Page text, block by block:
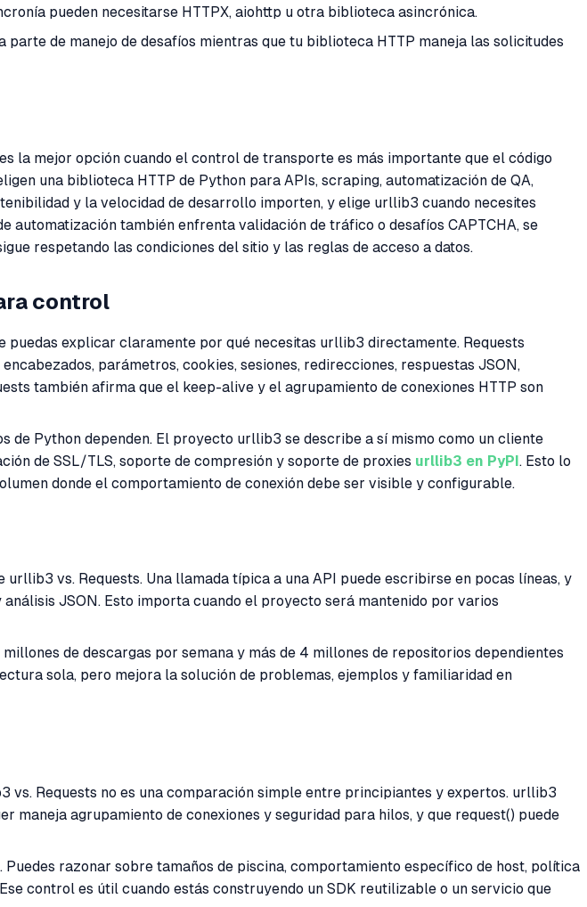
pueden necesitarse HTTPX, aiohttp u otra biblioteca asincrónica.
de manejo de desafíos mientras que tu biblioteca HTTP maneja las solicitudes
la mejor opción cuando el control de transporte es más importante que el código
una biblioteca HTTP de Python para APIs, scraping, automatización de QA,
y la velocidad de desarrollo importen, y elige urllib3 cuando necesites
también enfrenta validación de tráfico o desafíos CAPTCHA, se
respetando las condiciones del sitio y las reglas de acceso a datos.
control
puedas explicar claramente por qué necesitas urllib3 directamente. Requests
parámetros, cookies, sesiones, redirecciones, respuestas JSON,
también afirma que el keep-alive y el agrupamiento de conexiones HTTP son
Python dependen. El proyecto urllib3 se describe a sí mismo como un cliente
de SSL/TLS, soporte de compresión y soporte de proxies urllib3 en PyPI . Esto lo
donde el comportamiento de conexión debe ser visible y configurable.
vs. Requests. Una llamada típica a una API puede escribirse en pocas líneas, y
JSON. Esto importa cuando el proyecto será mantenido por varios
de descargas por semana y más de 4 millones de repositorios dependientes
sola, pero mejora la solución de problemas, ejemplos y familiaridad en
Requests no es una comparación simple entre principiantes y expertos. urllib3
maneja agrupamiento de conexiones y seguridad para hilos, y que request() puede
razonar sobre tamaños de piscina, comportamiento específico de host, política
control es útil cuando estás construyendo un SDK reutilizable o un servicio que